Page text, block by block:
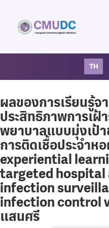
TH
ผลของการเรียนรู้
ประสิทธิภาพการเฝ้
พยาบาลแบบมุ่งเป้
การติดเชื้อประจำ
experiential
targeted hospital
infection
infection control
แสนศรี